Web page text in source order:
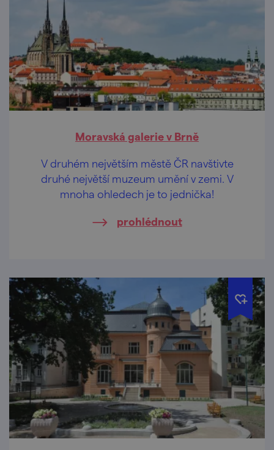
Moravská galerie v Brně
V druhém největším městě ČR navštivte
druhé největší muzeum umění v zemi. V
mnoha ohledech je to jednička!
prohlédnout